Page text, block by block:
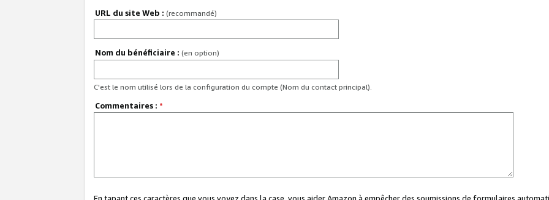
URL du site Web : (recommandé)
Nom du bénéficiaire : (en option)
C'est le nom utilisé lors de la configuration du compte (Nom du contact principal).
Commentaires : *